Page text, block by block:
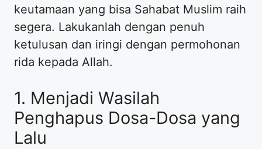
keutamaan yang bisa Sahabat Muslim raih
segera. Lakukanlah dengan penuh
ketulusan dan iringi dengan permohonan
rida kepada Allah.
1. Menjadi Wasilah
Penghapus Dosa-Dosa yang
Lalu